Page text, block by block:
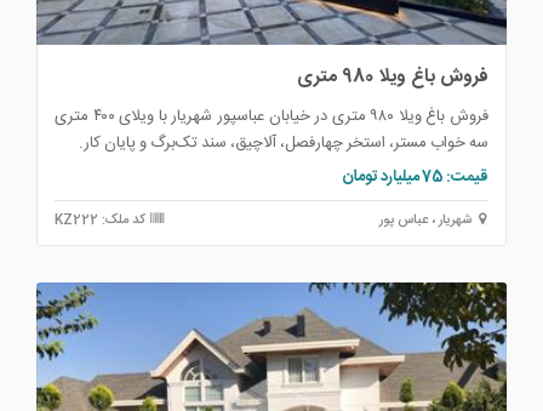
فروش باغ ویلا 980 متری
فروش باغ ویلا ۹۸۰ متری در خیابان عباسپور شهریار با ویلای ۴۰۰ متری
سه خواب مستر، استخر چهارفصل، آلاچیق، سند تک‌برگ و پایان کار.
قیمت: 75 میلیارد تومان
شهریار ، عباس پور کد ملک: KZ222